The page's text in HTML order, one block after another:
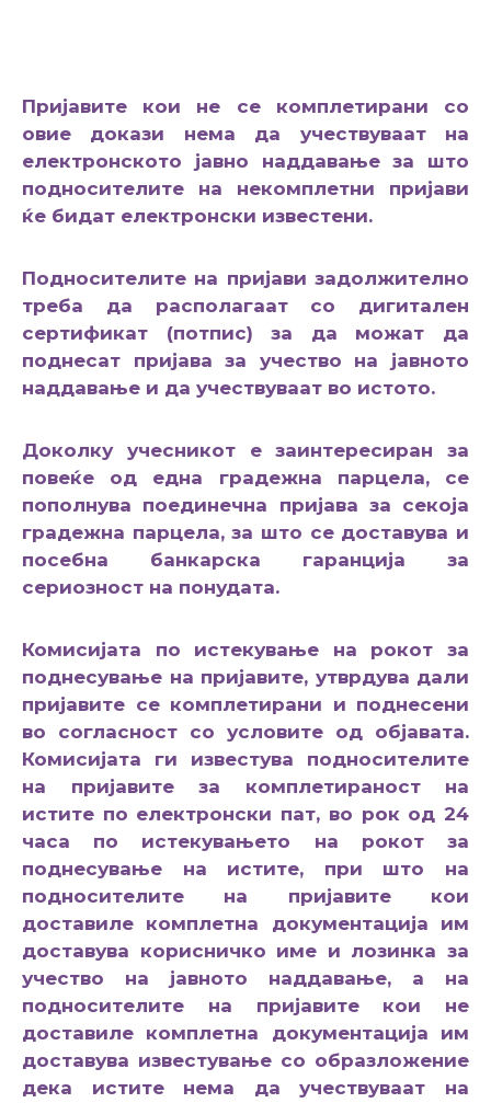
Пријавите кои не се комплетирани со
овие докази нема да учествуваат на
електронското јавно наддавање за што
подносителите на некомплетни пријави
ќе бидат електронски известени.
Подносителите на пријави задолжително
треба да располагаат со дигитален
сертификат (потпис) за да можат да
поднесат пријава за учество на јавното
наддавање и да учествуваат во истото.
Доколку учесникот е заинтересиран за
повеќе од една градежна парцела, се
пополнува поединечна пријава за секоја
градежна парцела, за што се доставува и
посебна банкарска гаранција за
сериозност на понудата.
Комисијата по истекување на рокот за
поднесување на пријавите, утврдува дали
пријавите се комплетирани и поднесени
во согласност со условите од објавата.
Комисијата ги известува подносителите
на пријавите за комплетираност на
истите по електронски пат, во рок од 24
часа по истекувањето на рокот за
поднесување на истите, при што на
подносителите на пријавите кои
доставиле комплетна документација им
доставува корисничко име и лозинка за
учество на јавното наддавање, а на
подносителите на пријавите кои не
доставиле комплетна документација им
доставува известување со образложение
дека истите нема да учествуваат на